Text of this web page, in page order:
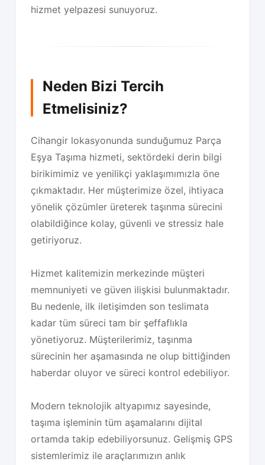
hizmet yelpazesi sunuyoruz.
Neden Bizi Tercih
Etmelisiniz?
Cihangir lokasyonunda sunduğumuz Parça
Eşya Taşıma hizmeti, sektördeki derin bilgi
birikimimiz ve yenilikçi yaklaşımımızla öne
çıkmaktadır. Her müşterimize özel, ihtiyaca
yönelik çözümler üreterek taşınma sürecini
olabildiğince kolay, güvenli ve stressiz hale
getiriyoruz.
Hizmet kalitemizin merkezinde müşteri
memnuniyeti ve güven ilişkisi bulunmaktadır.
Bu nedenle, ilk iletişimden son teslimata
kadar tüm süreci tam bir şeffaflıkla
yönetiyoruz. Müşterilerimiz, taşınma
sürecinin her aşamasında ne olup bittiğinden
haberdar oluyor ve süreci kontrol edebiliyor.
Modern teknolojik altyapımız sayesinde,
taşıma işleminin tüm aşamalarını dijital
ortamda takip edebiliyorsunuz. Gelişmiş GPS
sistemlerimiz ile araçlarımızın anlık